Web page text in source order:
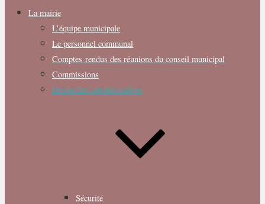
La mairie
L’équipe municipale
Le personnel communal
Comptes-rendus des réunions du conseil municipal
Commissions
Démarches administratives
Sécurité